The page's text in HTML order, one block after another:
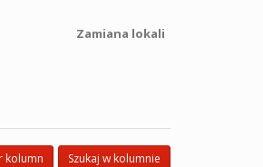
Zamiana lokali
Szukaj w kolumnie
kolumn